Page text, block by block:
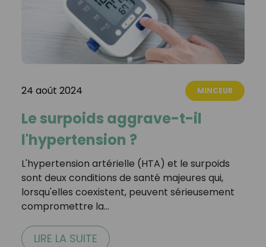
24 août 2024 MINCEUR
Le surpoids aggrave-t-il
l'hypertension ?
L'hypertension artérielle (HTA) et le surpoids
sont deux conditions de santé majeures qui,
lorsqu'elles coexistent, peuvent sérieusement
compromettre la…
LIRE LA SUITE